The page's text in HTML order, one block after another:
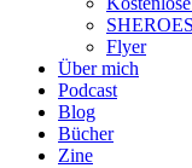
Flyer
Über mich
Podcast
Blog
Bücher
Zine